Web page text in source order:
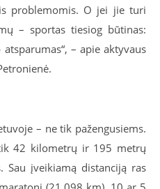
problemomis. O jei jie turi
– sportas tiesiog būtinas:
– apie aktyvaus
– ne tik pažengusiems.
42 kilometrų ir 195 metrų
Sau įveikiamą distanciją ras